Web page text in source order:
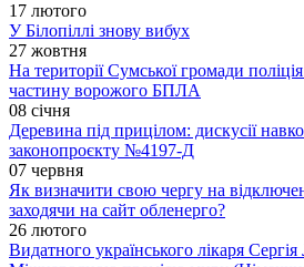
17 лютого
У Білопіллі знову вибух
27 жовтня
На території Сумської громади
частину ворожого БПЛА
08 січня
Деревина під прицілом: дискусії
законопроєкту №4197-Д
07 червня
Як визначити свою чергу на
заходячи на сайт обленерго?
26 лютого
Видатного українського лікаря